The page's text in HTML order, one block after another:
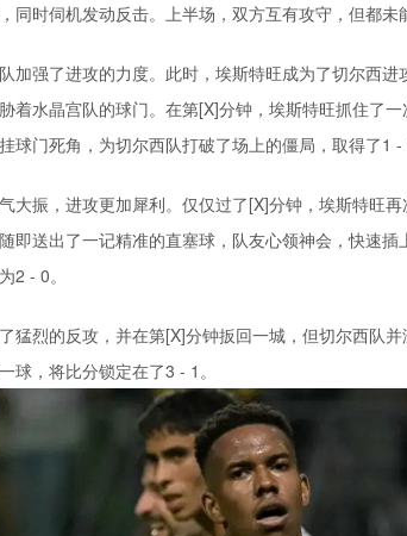
同时伺机发动反击。上半场，双方互有攻守，但都未
加强了进攻的力度。此时，埃斯特旺成为了切尔西
着水晶宫队的球门。在第[X]分钟，埃斯特旺抓住了
球门死角，为切尔西队打破了场上的僵局，取得了1 -
大振，进攻更加犀利。仅仅过了[X]分钟，埃斯特旺
即送出了一记精准的直塞球，队友心领神会，快速
2 - 0。
猛烈的反攻，并在第[X]分钟扳回一城，但切尔西队
球，将比分锁定在了3 - 1。